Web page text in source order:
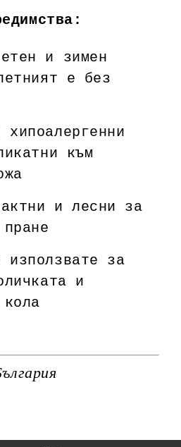
и зимен
е без
към
и лесни за
за
и